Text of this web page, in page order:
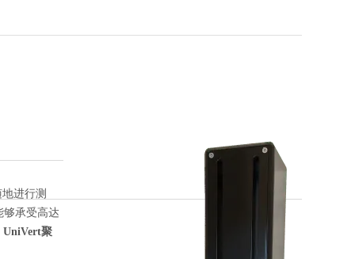
进行测
够承受高达
UniVert聚